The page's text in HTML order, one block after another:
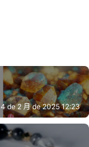
4 de 2 月 de 2025 12:23